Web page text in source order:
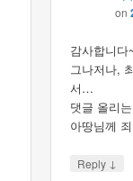
on
감사합니다
그나저나,
서…
댓글 올리
아땅님께
Reply ↓